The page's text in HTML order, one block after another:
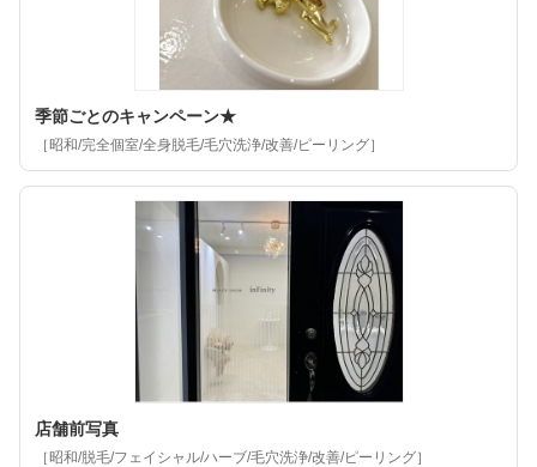
季節ごとのキャンペーン★
［昭和/完全個室/全身脱毛/毛穴洗浄/改善/ピーリング］
店舗前写真
［昭和/脱毛/フェイシャル/ハーブ/毛穴洗浄/改善/ピーリング］